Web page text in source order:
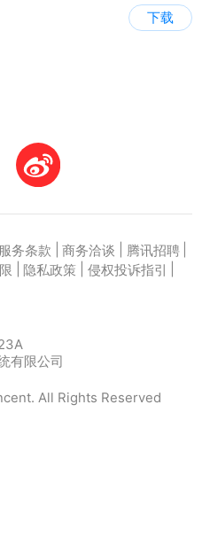
下载
服务条款 商务洽谈 腾讯招聘
隐私政策 侵权投诉指引
有限公司
All Rights Reserved